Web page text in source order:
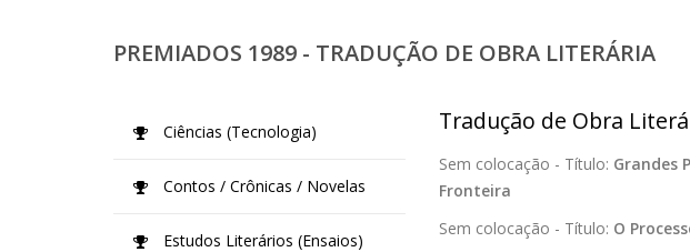
PREMIADOS 1989 - TRADUÇÃO DE OBRA LITERÁRIA
Tradução de Obra
Sem colocação - Título: Grandes
Fronteira
Sem colocação - Título: O
Ciências (Tecnologia)
Contos / Crônicas / Novelas
Estudos Literários (Ensaios)